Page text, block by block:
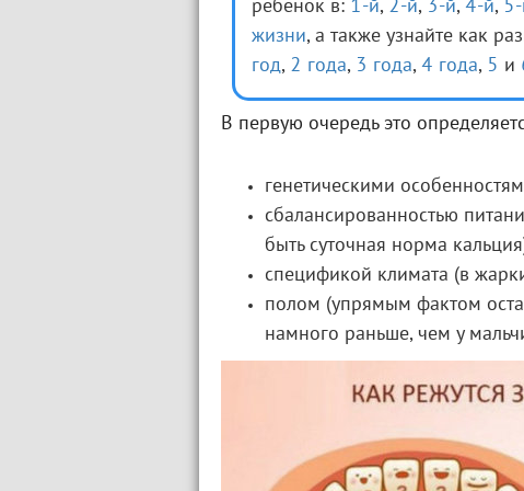
ребенок в: 1-й, 2-й, 3-й, 4-й,
жизни, а также узнайте как
год, 2 года, 3 года, 4 года, 5 и
В первую очередь это
генетическими
сбалансированностью
быть суточная норма
спецификой климата (в
полом (упрямым фактом
намного раньше, чем у